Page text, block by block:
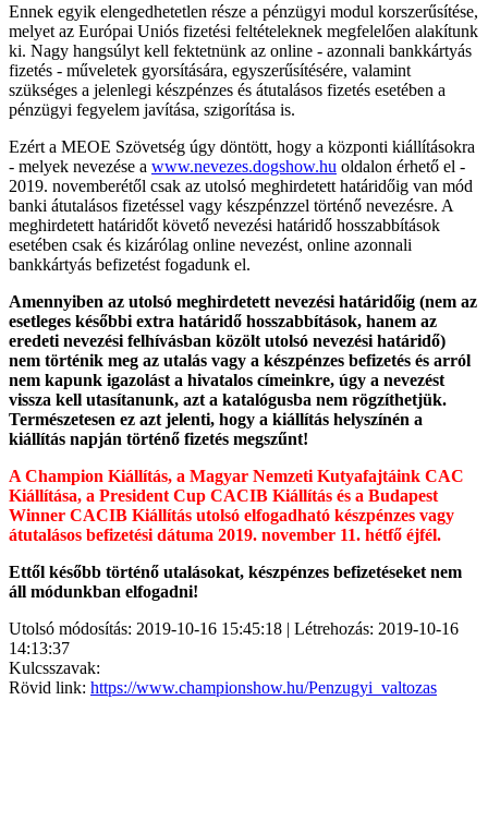
Ennek egyik elengedhetetlen része a pénzügyi modul korszerűsítése,
melyet az Európai Uniós fizetési feltételeknek megfelelően alakítunk
ki. Nagy hangsúlyt kell fektetnünk az online - azonnali bankkártyás
fizetés - műveletek gyorsítására, egyszerűsítésére, valamint
szükséges a jelenlegi készpénzes és átutalásos fizetés esetében a
pénzügyi fegyelem javítása, szigorítása is.
Ezért a MEOE Szövetség úgy döntött, hogy a központi kiállításokra
- melyek nevezése a www.nevezes.dogshow.hu oldalon érhető el -
2019. novemberétől csak az utolsó meghirdetett határidőig van mód
banki átutalásos fizetéssel vagy készpénzzel történő nevezésre. A
meghirdetett határidőt követő nevezési határidő hosszabbítások
esetében csak és kizárólag online nevezést, online azonnali
bankkártyás befizetést fogadunk el.
Amennyiben az utolsó meghirdetett nevezési határidőig (nem az
esetleges későbbi extra határidő hosszabbítások, hanem az
eredeti nevezési felhívásban közölt utolsó nevezési határidő)
nem történik meg az utalás vagy a készpénzes befizetés és arról
nem kapunk igazolást a hivatalos címeinkre, úgy a nevezést
vissza kell utasítanunk, azt a katalógusba nem rögzíthetjük.
Természetesen ez azt jelenti, hogy a kiállítás helyszínén a
kiállítás napján történő fizetés megszűnt!
A Champion Kiállítás, a Magyar Nemzeti Kutyafajtáink CAC
Kiállítása, a President Cup CACIB Kiállítás és a Budapest
Winner CACIB Kiállítás utolsó elfogadható készpénzes vagy
átutalásos befizetési dátuma 2019. november 11. hétfő éjfél.
Ettől később történő utalásokat, készpénzes befizetéseket nem
áll módunkban elfogadni!
Utolsó módosítás: 2019-10-16 15:45:18 | Létrehozás: 2019-10-16
14:13:37
Kulcsszavak:
Rövid link: https://www.championshow.hu/Penzugyi_valtozas